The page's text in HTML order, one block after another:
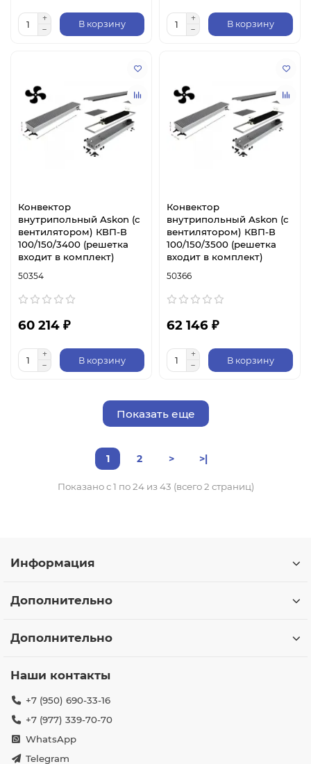
В корзину В корзину
Конвектор
внутрипольный Askon (с
вентилятором) КВП-В
100/150/3400 (решетка
входит в комплект)
50354
60 214 ₽
В корзину
Конвектор
внутрипольный Askon (с
вентилятором) КВП-В
100/150/3500 (решетка
входит в комплект)
50366
62 146 ₽
В корзину
Показать еще
1 2 > >|
Показано с 1 по 24 из 43 (всего 2 страниц)
Информация
Дополнительно
Дополнительно
Наши контакты
+7 (950) 690-33-16
+7 (977) 339-70-70
WhatsApp
Telegram